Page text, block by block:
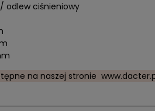
odlew ciśnieniowy
na naszej stronie